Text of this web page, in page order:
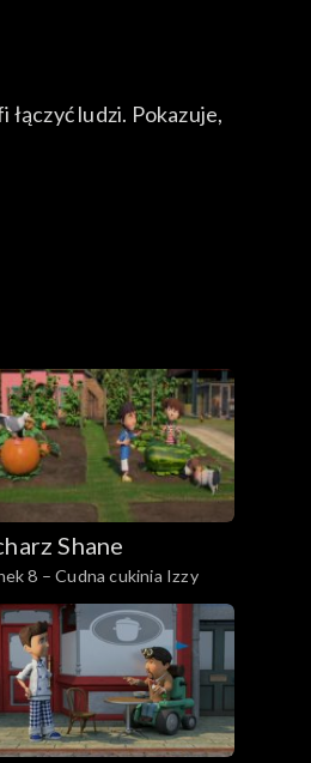
ludzi. Pokazuje,
Shane
8 – Cudna cukinia Izzy